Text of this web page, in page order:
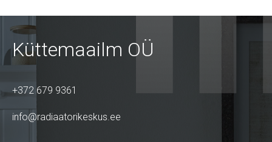
Küttemaailm OÜ
+372 679 9361
info@radiaatorikeskus.ee